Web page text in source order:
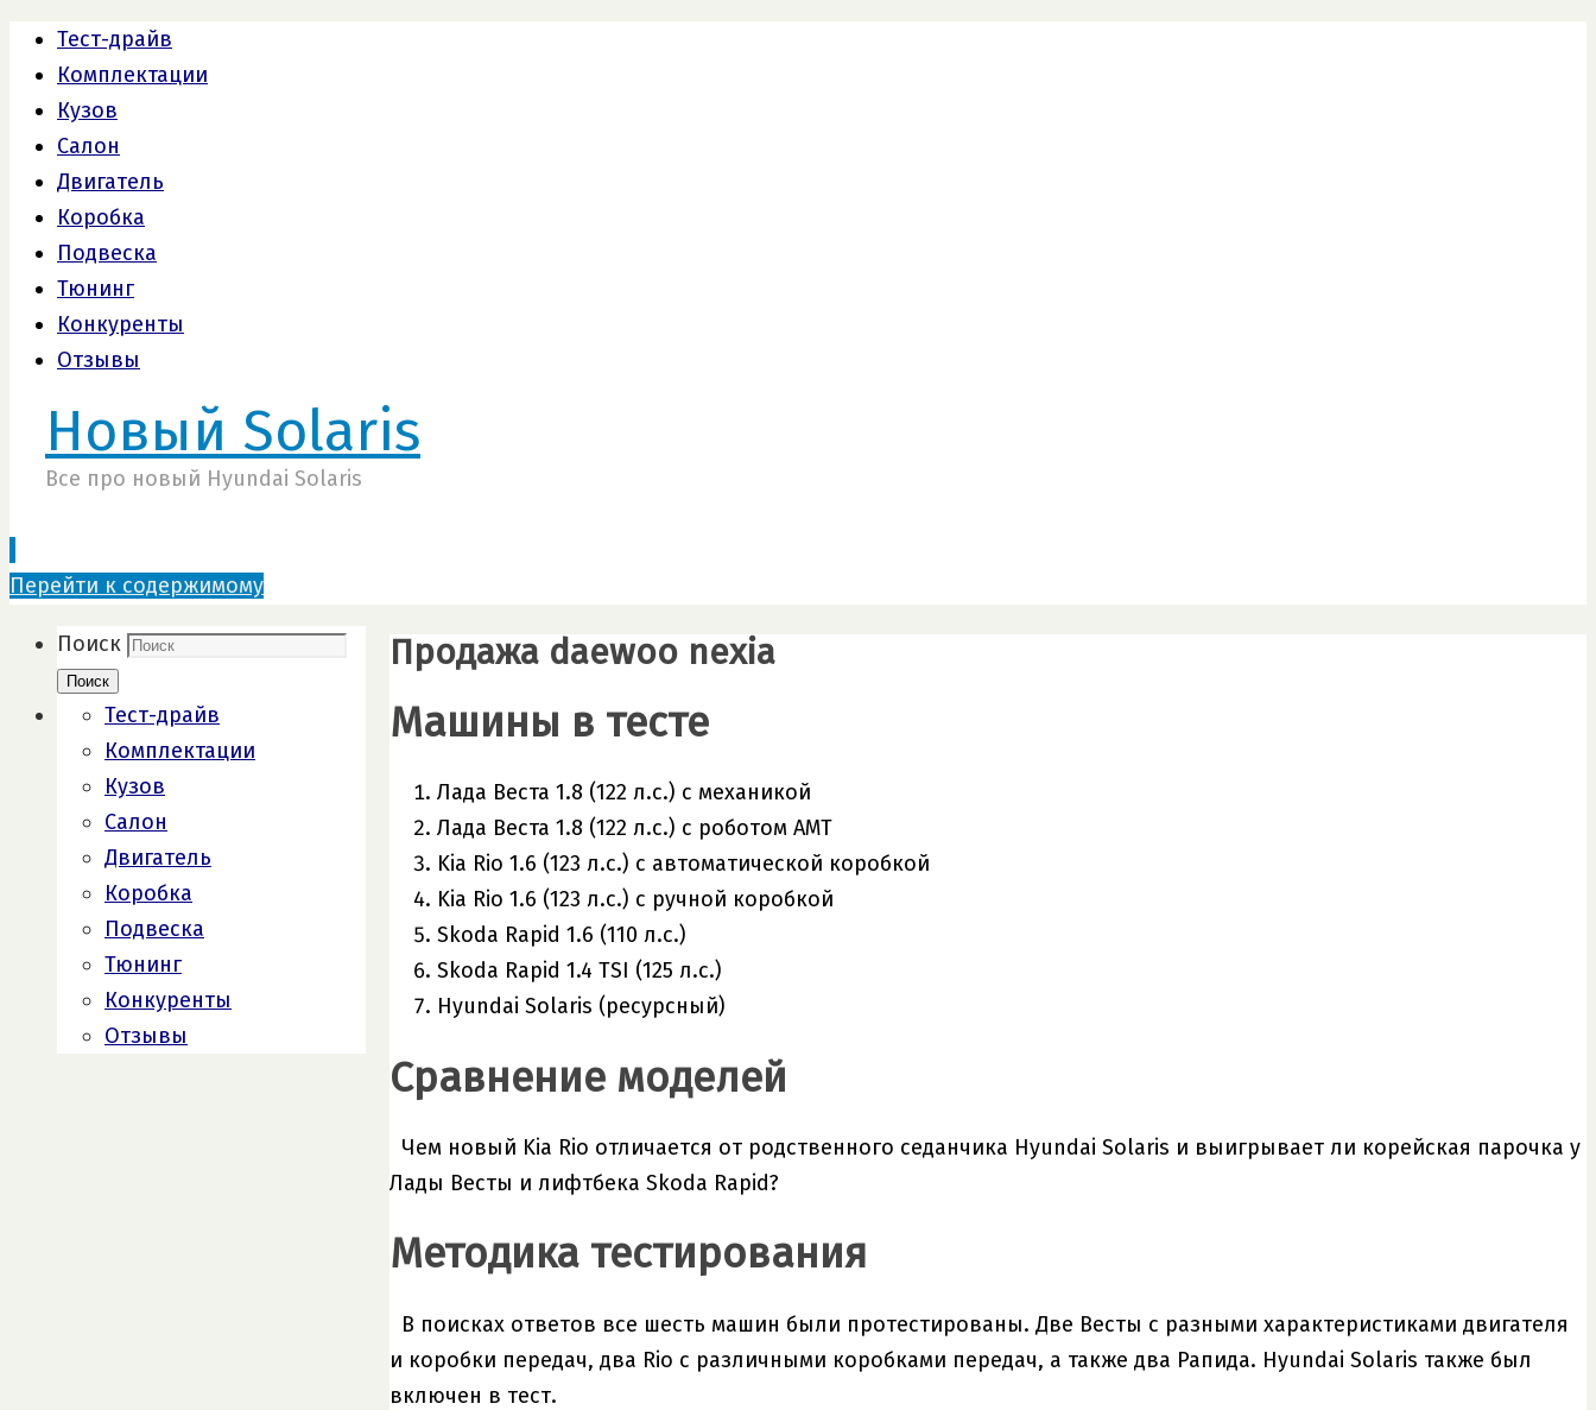
Тест-драйв
Комплектации
Кузов
Салон
Двигатель
Коробка
Подвеска
Тюнинг
Конкуренты
Отзывы
Новый Solaris
Все про новый Hyundai Solaris
Перейти к содержимому
Продажа daewoo nexia
Машины в тесте
Лада Веста 1.8 (122 л.с.) с механикой
Лада Веста 1.8 (122 л.с.) с роботом АМТ
Kia Rio 1.6 (123 л.с.) с автоматической коробкой
Kia Rio 1.6 (123 л.с.) с ручной коробкой
Skoda Rapid 1.6 (110 л.с.)
Skoda Rapid 1.4 TSI (125 л.с.)
Hyundai Solaris (ресурсный)
Сравнение моделей
Чем новый Kia Rio отличается от родственного седанчика Hyundai Solaris и выигрывает ли корейская парочка у
Лады Весты и лифтбека Skoda Rapid?
Методика тестирования
В поисках ответов все шесть машин были протестированы. Две Весты с разными характеристиками двигателя
и коробки передач, два Rio с различными коробками передач, а также два Рапида. Hyundai Solaris также был
включен в тест.
Поиск
Поиск
Тест-драйв
Комплектации
Кузов
Салон
Двигатель
Коробка
Подвеска
Тюнинг
Конкуренты
Отзывы